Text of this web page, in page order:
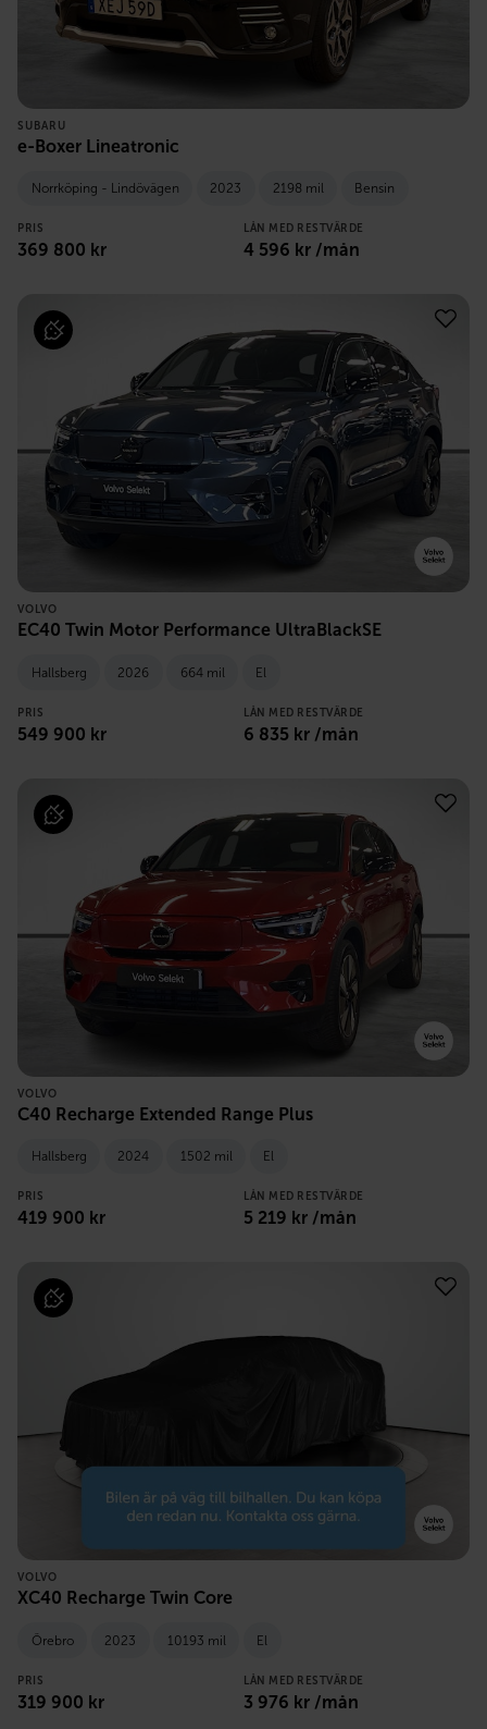
SUBARU
e-Boxer Lineatronic
Norrköping - Lindövägen 2023 2198 mil Bensin
PRIS
369 800 kr
LÅN MED RESTVÄRDE
4 596 kr /mån
VOLVO
EC40 Twin Motor Performance UltraBlackSE
Hallsberg 2026 664 mil El
PRIS
549 900 kr
LÅN MED RESTVÄRDE
6 835 kr /mån
VOLVO
C40 Recharge Extended Range Plus
Hallsberg 2024 1502 mil El
PRIS
419 900 kr
LÅN MED RESTVÄRDE
5 219 kr /mån
VOLVO
XC40 Recharge Twin Core
Örebro 2023 10193 mil El
PRIS
319 900 kr
LÅN MED RESTVÄRDE
3 976 kr /mån